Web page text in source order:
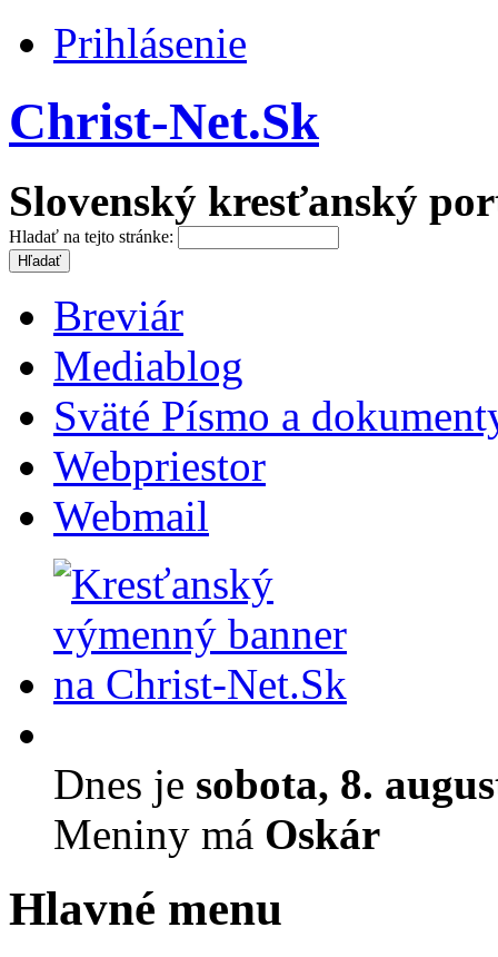
Prihlásenie
Christ-Net.Sk
Slovenský kresťanský
Hladať na tejto stránke:
Breviár
Mediablog
Sväté Písmo a
Webpriestor
Webmail
Dnes je sobota, 8.
Meniny má Oskár
Hlavné menu